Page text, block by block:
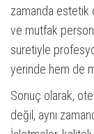
zamanda estetik
ve mutfak
suretiyle
yerinde hem de
Sonuç olarak,
değil, aynı